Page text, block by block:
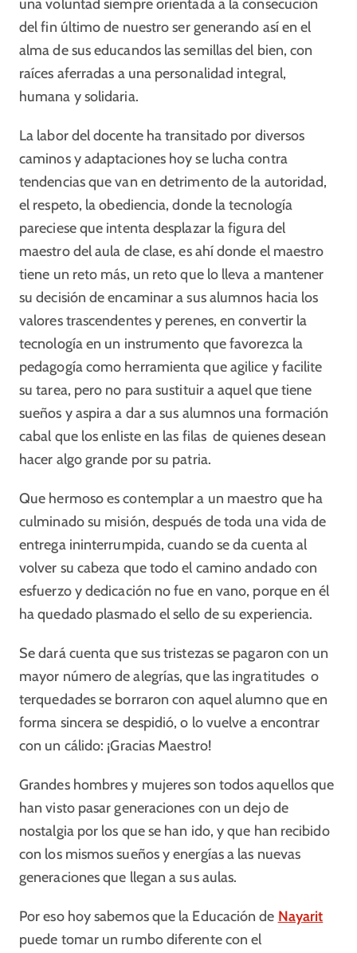
una voluntad siempre orientada a la consecución
del fin último de nuestro ser generando así en el
alma de sus educandos las semillas del bien, con
raíces aferradas a una personalidad integral,
humana y solidaria.
La labor del docente ha transitado por diversos
caminos y adaptaciones hoy se lucha contra
tendencias que van en detrimento de la autoridad,
el respeto, la obediencia, donde la tecnología
pareciese que intenta desplazar la figura del
maestro del aula de clase, es ahí donde el maestro
tiene un reto más, un reto que lo lleva a mantener
su decisión de encaminar a sus alumnos hacia los
valores trascendentes y perenes, en convertir la
tecnología en un instrumento que favorezca la
pedagogía como herramienta que agilice y facilite
su tarea, pero no para sustituir a aquel que tiene
sueños y aspira a dar a sus alumnos una formación
cabal que los enliste en las filas de quienes desean
hacer algo grande por su patria.
Que hermoso es contemplar a un maestro que ha
culminado su misión, después de toda una vida de
entrega ininterrumpida, cuando se da cuenta al
volver su cabeza que todo el camino andado con
esfuerzo y dedicación no fue en vano, porque en él
ha quedado plasmado el sello de su experiencia.
Se dará cuenta que sus tristezas se pagaron con un
mayor número de alegrías, que las ingratitudes o
terquedades se borraron con aquel alumno que en
forma sincera se despidió, o lo vuelve a encontrar
con un cálido: ¡Gracias Maestro!
Grandes hombres y mujeres son todos aquellos que
han visto pasar generaciones con un dejo de
nostalgia por los que se han ido, y que han recibido
con los mismos sueños y energías a las nuevas
generaciones que llegan a sus aulas.
Por eso hoy sabemos que la Educación de Nayarit
puede tomar un rumbo diferente con el